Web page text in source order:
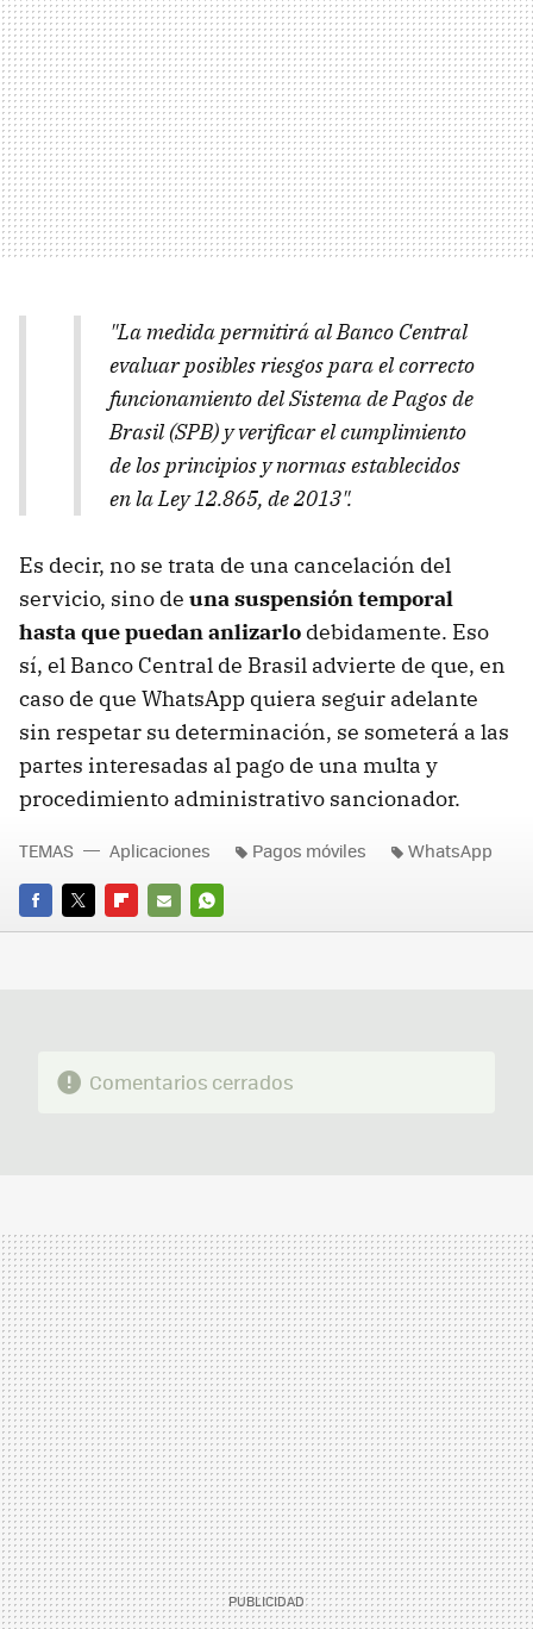
"La medida permitirá al Banco Central
evaluar posibles riesgos para el correcto
funcionamiento del Sistema de Pagos de
Brasil (SPB) y verificar el cumplimiento
de los principios y normas establecidos
en la Ley 12.865, de 2013".
Es decir, no se trata de una cancelación del
servicio, sino de una suspensión temporal
hasta que puedan anlizarlo debidamente. Eso
sí, el Banco Central de Brasil advierte de que, en
caso de que WhatsApp quiera seguir adelante
sin respetar su determinación, se someterá a las
partes interesadas al pago de una multa y
procedimiento administrativo sancionador.
FACEBOOK
TWITTERFLIPBOARD
E-
WHATSAPP
TEMAS Aplicaciones Pagos móviles WhatsApp
Comentarios cerrados